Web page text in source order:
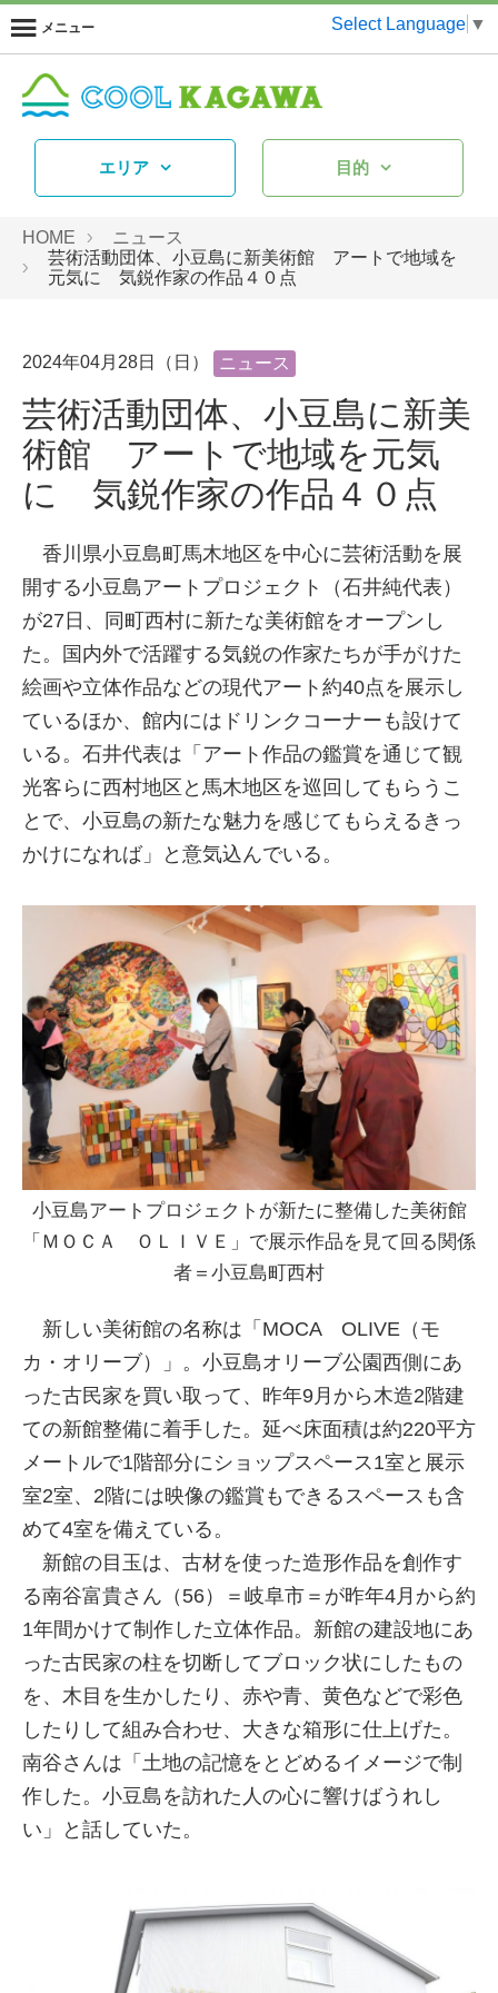
メニュー Select Language ▼
エリア 目的
HOME
ニュース
芸術活動団体、小豆島に新美術館 アートで地域を
元気に 気鋭作家の作品４０点
2024年04月28日（日） ニュース
芸術活動団体、小豆島に新美
術館 アートで地域を元気
に 気鋭作家の作品４０点
香川県小豆島町馬木地区を中心に芸術活動を展
開する小豆島アートプロジェクト（石井純代表）
が27日、同町西村に新たな美術館をオープンし
た。国内外で活躍する気鋭の作家たちが手がけた
絵画や立体作品などの現代アート約40点を展示し
ているほか、館内にはドリンクコーナーも設けて
いる。石井代表は「アート作品の鑑賞を通じて観
光客らに西村地区と馬木地区を巡回してもらうこ
とで、小豆島の新たな魅力を感じてもらえるきっ
かけになれば」と意気込んでいる。
小豆島アートプロジェクトが新たに整備した美術館
「ＭＯＣＡ ＯＬＩＶＥ」で展示作品を見て回る関係
者＝小豆島町西村
新しい美術館の名称は「MOCA OLIVE（モ
カ・オリーブ）」。小豆島オリーブ公園西側にあ
った古民家を買い取って、昨年9月から木造2階建
ての新館整備に着手した。延べ床面積は約220平方
メートルで1階部分にショップスペース1室と展示
室2室、2階には映像の鑑賞もできるスペースも含
めて4室を備えている。
新館の目玉は、古材を使った造形作品を創作す
る南谷富貴さん（56）＝岐阜市＝が昨年4月から約
1年間かけて制作した立体作品。新館の建設地にあ
った古民家の柱を切断してブロック状にしたもの
を、木目を生かしたり、赤や青、黄色などで彩色
したりして組み合わせ、大きな箱形に仕上げた。
南谷さんは「土地の記憶をとどめるイメージで制
作した。小豆島を訪れた人の心に響けばうれし
い」と話していた。